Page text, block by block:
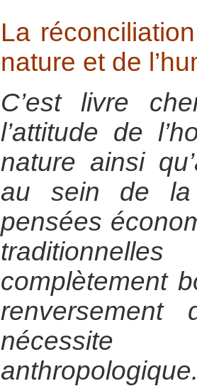
La
nature et de
C’est livre
l’attitude de
nature ainsi
au sein de la
pensées
complètement
nécessite